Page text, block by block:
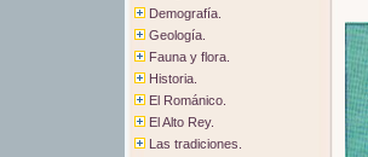
Demografía.
Geología.
Fauna y flora.
Historia.
El Románico.
El Alto Rey.
Las tradiciones.